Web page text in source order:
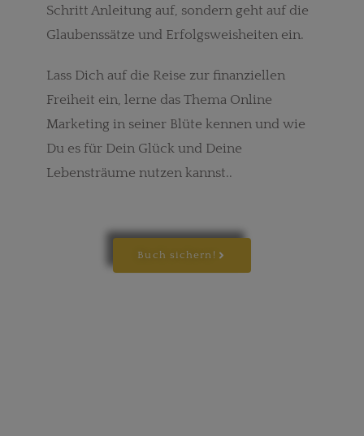
Schritt Anleitung auf, sondern geht auf die
Glaubenssätze und Erfolgsweisheiten ein.
Lass Dich auf die Reise zur finanziellen
Freiheit ein, lerne das Thema Online
Marketing in seiner Blüte kennen und wie
Du es für Dein Glück und Deine
Lebensträume nutzen kannst..
Buch sichern!